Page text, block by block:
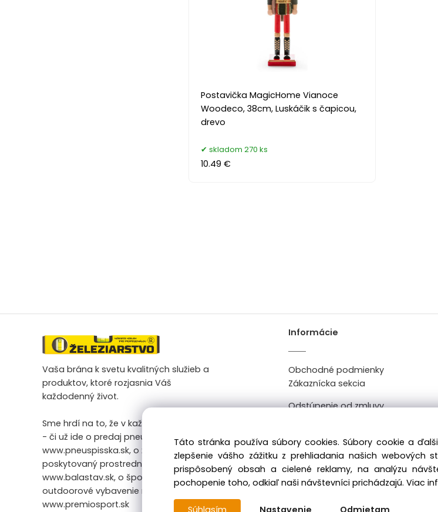
Postavička MagicHome Vianoce
Woodeco, 38cm, Luskáčik s čapicou,
drevo
skladom 270 ks
10.49 €
Vaša brána k svetu kvalitných služieb a
produktov, ktoré rozjasnia Váš
každodenný život.
Sme hrdí na to, že v každej našej činnosti
- či už ide o predaj pneumatík na
www.pneuspisska.sk, o železiarsky tovar
poskytovaný prostredníctvom
www.balastav.sk, o športové a
outdoorové vybavenie na
www.premiosport.sk
Informácie
Obchodné podmienky
Zákaznícka sekcia
Odstúpenie od zmluvy
Táto stránka používa súbory cookies. Súbory cookie a
zlepšenie vášho zážitku z prehliadania našich webových
prispôsobený obsah a cielené reklamy, na analýzu
pochopenie toho, odkiaľ naši návštevníci prichádzajú. Viac
Súhlasím Nastavenie Odmietam